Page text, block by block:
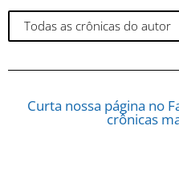
Todas as crônicas do autor
Curta nossa página no
crônicas